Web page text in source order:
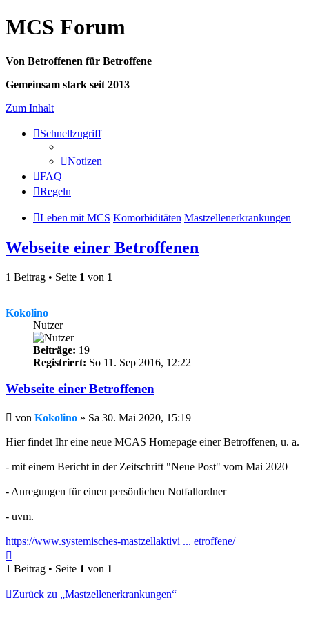
MCS Forum
Von Betroffenen für Betroffene
Gemeinsam stark seit 2013
Zum Inhalt
Schnellzugriff
Notizen
FAQ
Regeln
Leben mit MCS Komorbiditäten Mastzellenerkrankungen
Webseite einer Betroffenen
1 Beitrag • Seite 1 von 1
Kokolino
Nutzer
Beiträge: 19
Registriert: So 11. Sep 2016, 12:22
Webseite einer Betroffenen
Beitrag
von Kokolino » Sa 30. Mai 2020, 15:19
Hier findet Ihr eine neue MCAS Homepage einer Betroffenen, u. a.
- mit einem Bericht in der Zeitschrift "Neue Post" vom Mai 2020
- Anregungen für einen persönlichen Notfallordner
- uvm.
https://www.systemisches-mastzellaktivi ... etroffene/
oben
1 Beitrag • Seite 1 von 1
Zurück zu „Mastzellenerkrankungen“